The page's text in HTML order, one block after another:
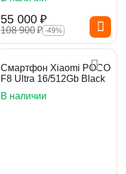
55 000 ₽
108 900₽ -49%
Смартфон Xiaomi POCO
F8 Ultra 16/512Gb Black
В наличии